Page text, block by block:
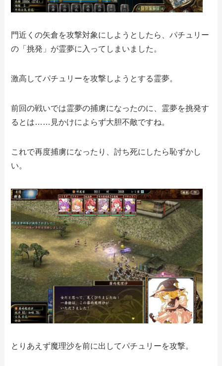
門近くの矢倉を攻撃対象にしようとしたら、パチュリー
の「挑発」が霊夢に入ってしまいました。
激高してパチュリーを攻撃しようとする霊夢。
前回の戦いでは霊夢の捕虜になったのに、霊夢を挑発す
るとは……見かけによらず大胆不敵ですね。
これで再度捕虜になったり、討ち死にしたら恥ずかし
い。
とりあえず魔理沙を前に出してパチュリーを攻撃。